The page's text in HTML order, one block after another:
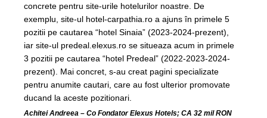
concrete pentru site-urile hotelurilor noastre. De
exemplu, site-ul hotel-carpathia.ro a ajuns în primele 5
pozitii pe cautarea “hotel Sinaia” (2023-2024-prezent),
iar site-ul predeal.elexus.ro se situeaza acum in primele
3 pozitii pe cautarea “hotel Predeal” (2022-2023-2024-
prezent). Mai concret, s-au creat pagini specializate
pentru anumite cautari, care au fost ulterior promovate
ducand la aceste pozitionari.
Achitei Andreea – Co Fondator Elexus Hotels; CA 32 mil RON